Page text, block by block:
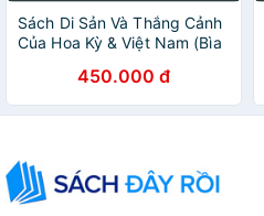
Sách Di Sản Và Thắng Cảnh
Của Hoa Kỳ & Việt Nam (Bìa
450.000 đ